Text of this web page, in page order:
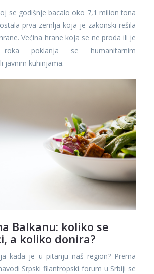
se godišnje bacalo oko 7,1 milion tona
prva zemlja koja je zakonski rešila
Većina hrane koja se ne proda ili je
poklanja se humanitarnim
javnim kuhinjama.
Balkanu: koliko se
a koliko donira?
kada je u pitanju naš region? Prema
Srpski filantropski forum u Srbiji se